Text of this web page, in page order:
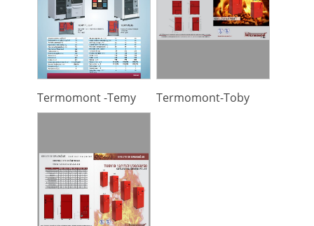
Termomont -Temy Termomont-Toby